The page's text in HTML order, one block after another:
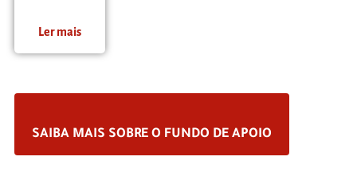
Ler mais
SAIBA MAIS SOBRE O FUNDO DE APOIO